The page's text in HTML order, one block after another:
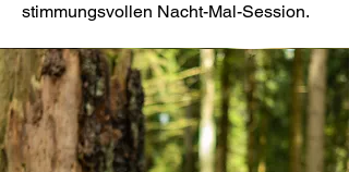
stimmungsvollen Nacht-Mal-Session.